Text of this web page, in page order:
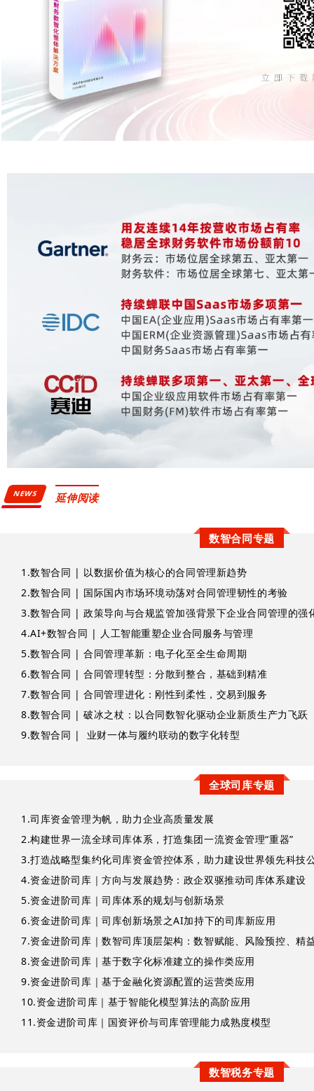
NEWS 延伸阅读
数智合同专题
1.数智合同 | 以数据价值为核心的合同管理新趋势
2.数智合同 | 国际国内市场环境动荡对合同管理韧性的考验
3.数智合同 | 政策导向与合规监管加强背景下企业合同管理的强
4.AI+数智合同 | 人工智能重塑企业合同服务与管理
5.数智合同 | 合同管理革新：电子化至全生命周期
6.数智合同 | 合同管理转型：分散到整合，基础到精准
7.数智合同 | 合同管理进化：刚性到柔性，交易到服务
8.数智合同 | 破冰之杖：以合同数智化驱动企业新质生产力飞跃
9.数智合同 | 业财一体与履约联动的数字化转型
全球司库专题
1.司库资金管理为帆，助力企业高质量发展
2.构建世界一流全球司库体系，打造集团一流资金管理“重器”
3.打造战略型集约化司库资金管控体系，助力建设世界领先科技
4.资金进阶司库｜方向与发展趋势：政企双驱推动司库体系建设
5.资金进阶司库｜司库体系的规划与创新场景
6.资金进阶司库｜司库创新场景之AI加持下的司库新应用
7.资金进阶司库｜数智司库顶层架构：数智赋能、风险预控、精
8.资金进阶司库｜基于数字化标准建立的操作类应用
9.资金进阶司库｜基于金融化资源配置的运营类应用
10.资金进阶司库｜基于智能化模型算法的高阶应用
11.资金进阶司库｜国资评价与司库管理能力成熟度模型
数智税务专题